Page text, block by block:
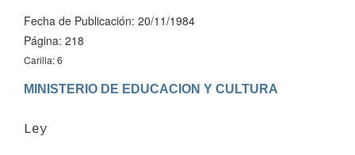
Fecha de Publicación: 20/11/1984
Página: 218
Carilla: 6
MINISTERIO DE EDUCACION Y CULTURA
Ley